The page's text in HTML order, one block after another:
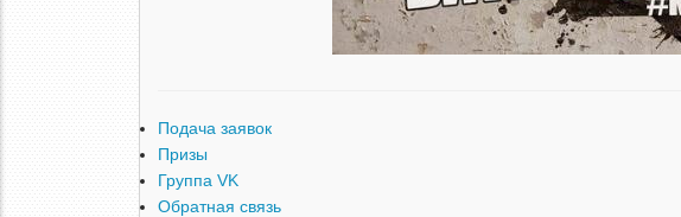
Подача заявок
Призы
Группа VK
Обратная связь